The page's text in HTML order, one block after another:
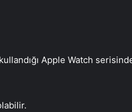
Apple Watch